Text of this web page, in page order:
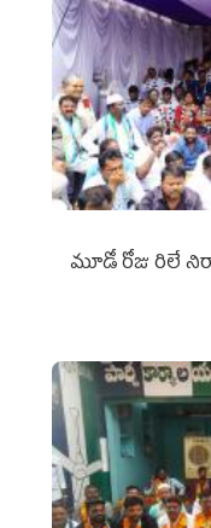
మూడో రోజు రిలే